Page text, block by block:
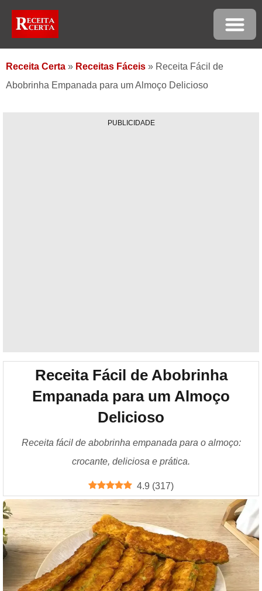
Receita Certa » Receitas Fáceis » Receita Fácil de
Abobrinha Empanada para um Almoço Delicioso
PUBLICIDADE
Receita Fácil de Abobrinha
Empanada para um Almoço
Delicioso
Receita fácil de abobrinha empanada para o almoço:
crocante, deliciosa e prática.
4.9 (317)